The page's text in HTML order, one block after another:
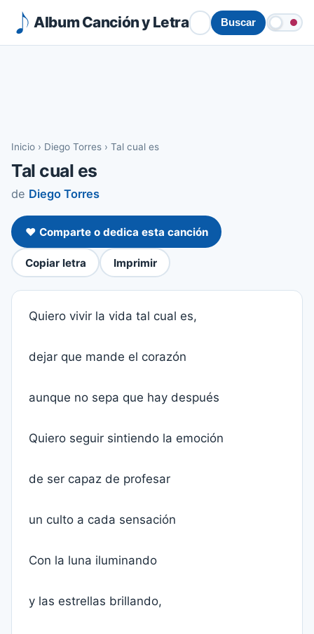
Album Canción y Letra Buscar
Inicio › Diego Torres › Tal cual es
Tal cual es
de Diego Torres
❤️ Comparte o dedica esta canción
Copiar letra Imprimir
Quiero vivir la vida tal cual es,
dejar que mande el corazón
aunque no sepa que hay después
Quiero seguir sintiendo la emoción
de ser capaz de profesar
un culto a cada sensación
Con la luna iluminando
y las estrellas brillando,